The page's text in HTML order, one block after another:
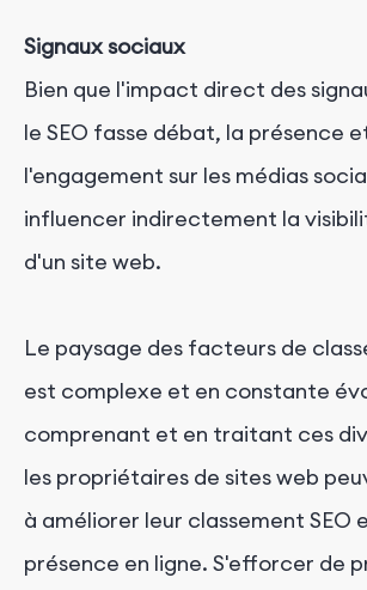
Signaux sociaux
Bien que l'impact direct des
le SEO fasse débat, la présence
l'engagement sur les médias
influencer indirectement la
d'un site web.
Le paysage des facteurs de
est complexe et en constante
comprenant et en traitant ces
les propriétaires de sites web
à améliorer leur classement SEO
présence en ligne. S'efforcer de